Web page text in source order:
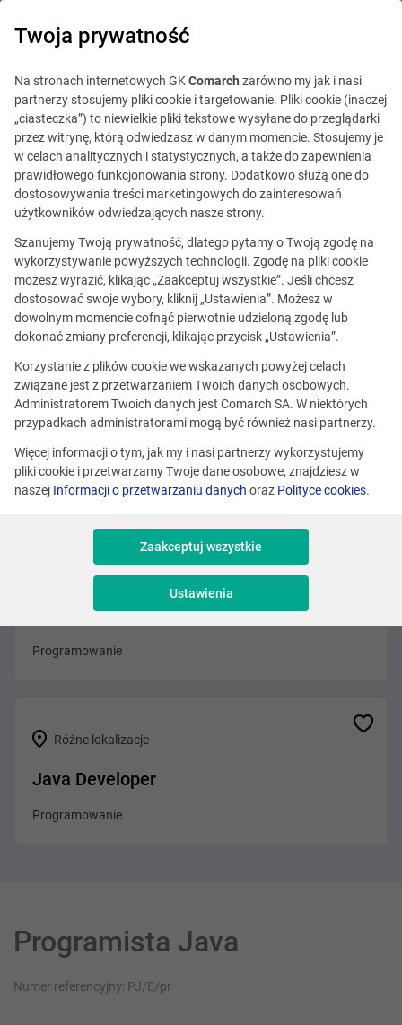
Ta oferta jest już
nieaktualna.
Zobacz podobne oferty
Różne lokalizacje
Mid/Senior Java Developer
Programowanie
Różne lokalizacje
Front-End Developer (Agentic AI)
Programowanie
Różne lokalizacje
Java Developer
Programowanie
Programista Java
Numer referencyjny: PJ/E/pr
Twoja prywatność
Na stronach internetowych GKComarch zarówno my jak i nasi
partnerzy stosujemy pliki cookie i targetowanie. Pliki cookie (inaczej
„ciasteczka”) to niewielkie pliki tekstowe wysyłane do przeglądarki
przez witrynę, którą odwiedzasz w danym momencie. Stosujemy je
w celach analitycznych i statystycznych, a także do zapewnienia
prawidłowego funkcjonowania strony. Dodatkowo służą one do
dostosowywania treści marketingowych do zainteresowań
użytkowników odwiedzających nasze strony.
Szanujemy Twoją prywatność, dlatego pytamy o Twoją zgodę na
wykorzystywanie powyższych technologii. Zgodę na pliki cookie
możesz wyrazić, klikając „Zaakceptuj wszystkie”. Jeśli chcesz
dostosować swoje wybory, kliknij „Ustawienia”. Możesz w
dowolnym momencie cofnąć pierwotnie udzieloną zgodę lub
dokonać zmiany preferencji, klikając przycisk „Ustawienia”.
Korzystanie z plików cookie we wskazanych powyżej celach
związane jest z przetwarzaniem Twoich danych osobowych.
Administratorem Twoich danych jest Comarch SA. W niektórych
przypadkach administratorami mogą być również nasi partnerzy.
Więcej informacji o tym, jak my i nasi partnerzy wykorzystujemy
pliki cookie i przetwarzamy Twoje dane osobowe, znajdziesz w
naszej Informacji o przetwarzaniu danych oraz Polityce cookies.
Zaakceptuj wszystkie
Ustawienia